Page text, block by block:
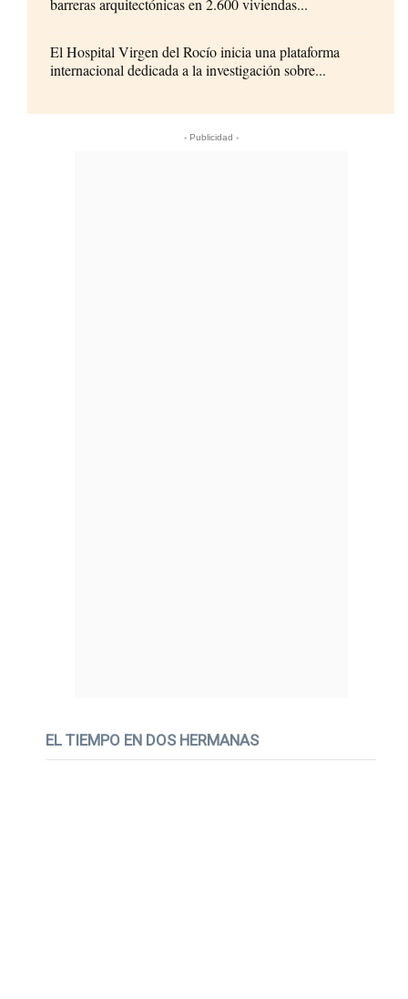
barreras arquitectónicas en 2.600 viviendas...
El Hospital Virgen del Rocío inicia una plataforma
internacional dedicada a la investigación sobre...
- Publicidad -
EL TIEMPO EN DOS HERMANAS